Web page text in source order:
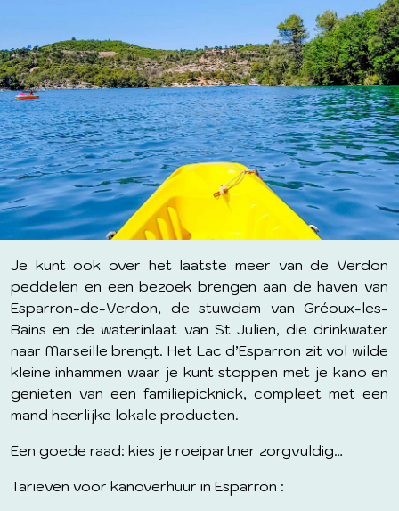
Je kunt ook over het laatste meer van de Verdon
peddelen en een bezoek brengen aan de haven van
Esparron-de-Verdon, de stuwdam van Gréoux-les-
Bains en de waterinlaat van St Julien, die drinkwater
naar Marseille brengt. Het Lac d’Esparron zit vol wilde
kleine inhammen waar je kunt stoppen met je kano en
genieten van een familiepicknick, compleet met een
mand heerlijke lokale producten.
Een goede raad: kies je roeipartner zorgvuldig…
Tarieven voor kanoverhuur in Esparron :